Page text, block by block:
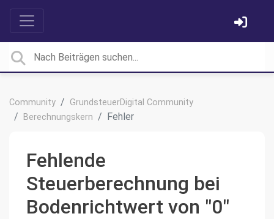
Community
GrundsteuerDigital Community
Berechnungskern
Fehler
Fehlende
Steuerberechnung bei
Bodenrichtwert von "0"